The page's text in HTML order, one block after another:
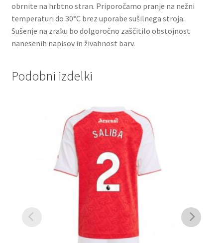
obrnite na hrbtno stran. Priporočamo pranje na nežni
temperaturi do 30°C brez uporabe sušilnega stroja.
Sušenje na zraku bo dolgoročno zaščitilo obstojnost
nanesenih napisov in živahnost barv.
Podobni izdelki